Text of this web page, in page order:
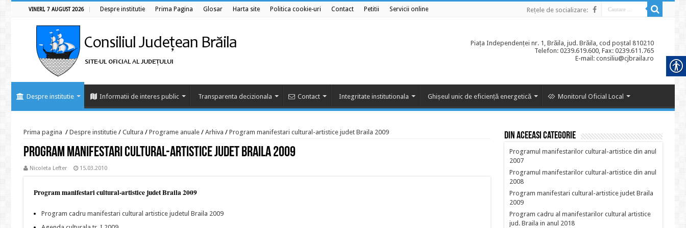
VINERI, 7 AUGUST 2026 Despre institutie Prima Pagina Glosar Harta site Politica cookie-uri Contact Petitii Servicii online Rețele de socializare:
Piața Independenței nr. 1, Brăila, jud. Brăila, cod poștal 810210
Telefon: 0239.619.600, Fax: 0239.611.765
E-mail: consiliu@cjbraila.ro
Despre institutie Informatii de interes public Transparenta decizionala Contact Integritate institutionala Ghișeul unic de eficiență energetică Monitorul Oficial Local
Prima pagina / Despre institutie / Cultura / Programe anuale / Arhiva / Program manifestari cultural-artistice judet Braila 2009
Program manifestari cultural-artistice judet Braila 2009
Nicoleta Lefter 15.03.2010
Program manifestari cultural-artistice judet Braila 2009
Program cadru manifestari cultural artistice judetul Braila 2009
Din aceeasi categorie
Programul manifestarilor cultural-artistice din anul
2007
Programul manifestarilor cultural-artistice din anul
2008
Program manifestari cultural-artistice judet Braila
2009
Program cadru al manifestarilor cultural artistice
jud. Braila in anul 2018